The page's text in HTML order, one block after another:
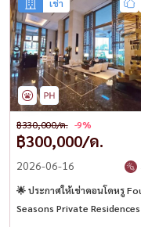
เช่า
฿300,000/ด.
฿330,000/ด. -9%
2026-06-16
🌟 ประกาศให้เช่าคอนโดหรู
Seasons Private